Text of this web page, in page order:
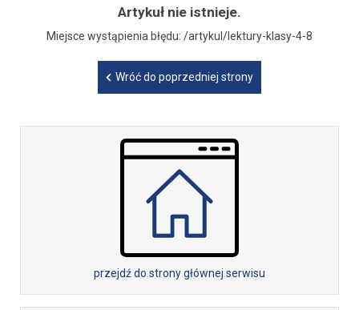
Artykuł nie istnieje.
Miejsce wystąpienia błędu: /artykul/lektury-klasy-4-8
Wróć do poprzedniej strony
przejdź do strony głównej serwisu